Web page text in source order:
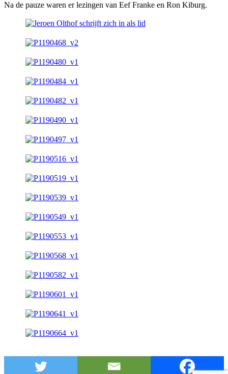
Na de pauze waren er lezingen van Eef Franke en Ron Kiburg.